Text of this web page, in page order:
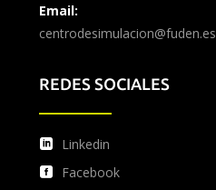
Email:
centrodesimulacion@fuden.es
REDES SOCIALES
Linkedin
Facebook